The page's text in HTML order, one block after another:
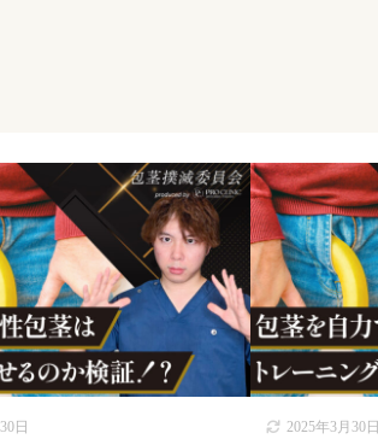
日 2025年3月30日